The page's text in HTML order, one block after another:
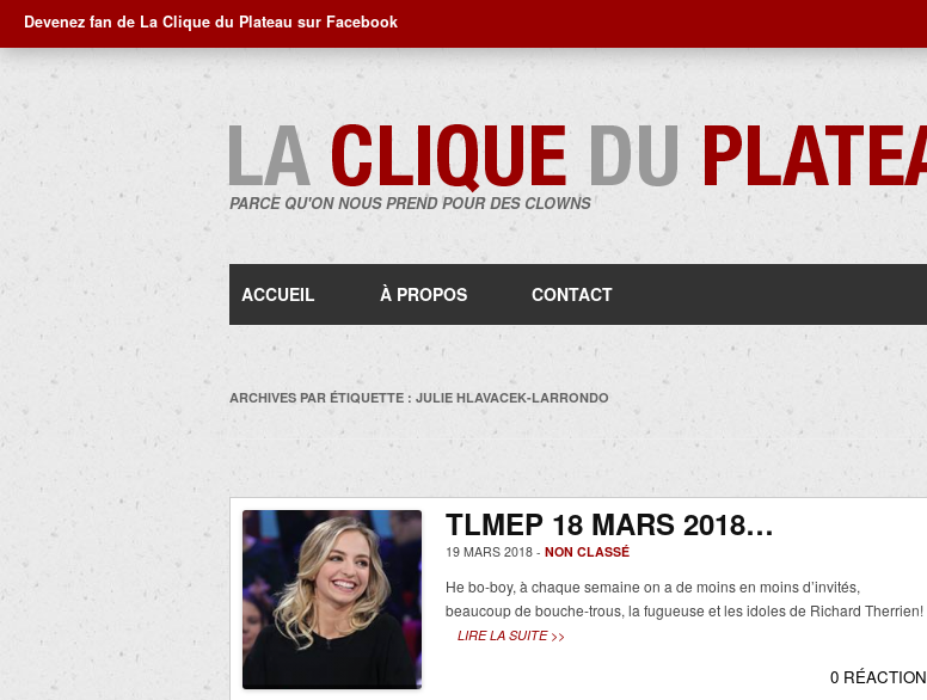
Devenez fan de La Clique du Plateau sur Facebook
PARCE QU'ON NOUS PREND POUR DES CLOWNS
au
ACCUEIL À PROPOS CONTACT
ARCHIVES PAR ÉTIQUETTE : JULIE HLAVACEK-LARRONDO
TLMEP 18 MARS 2018…
19 MARS 2018 - NON CLASSÉ
He bo-boy, à chaque semaine on a de moins en moins d’invités,
beaucoup de bouche-trous, la fugueuse et les idoles de Richard Therrien!
LIRE LA SUITE >>
0 RÉACTION